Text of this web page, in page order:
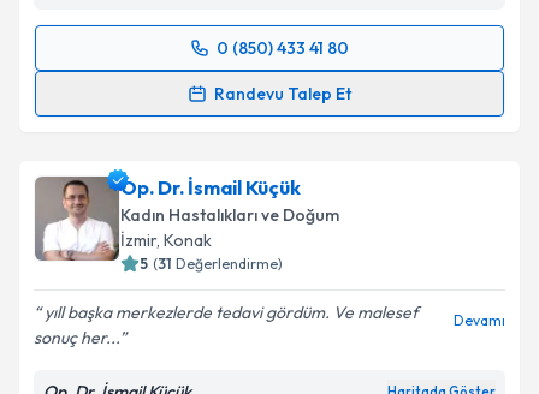
Takvim Talebini Gönder
0 (850) 433 41 80
Randevu Talep Et
Randevu Takvimi Talebi
için bir takvim hazırlandığında e-posta ile
bilgilendireceğiz.
E-posta Adresiniz
Op. Dr. İsmail Küçük
Kadın Hastalıkları ve Doğum
İzmir, Konak
5 (31 Değerlendirme)
yıll başka merkezlerde tedavi gördüm. Ve malesef
sonuç her...
Devamı